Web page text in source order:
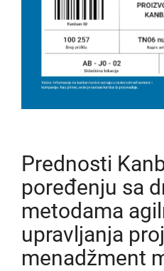
Prednosti
poređenju sa
metodama
upravljanja
menadžment